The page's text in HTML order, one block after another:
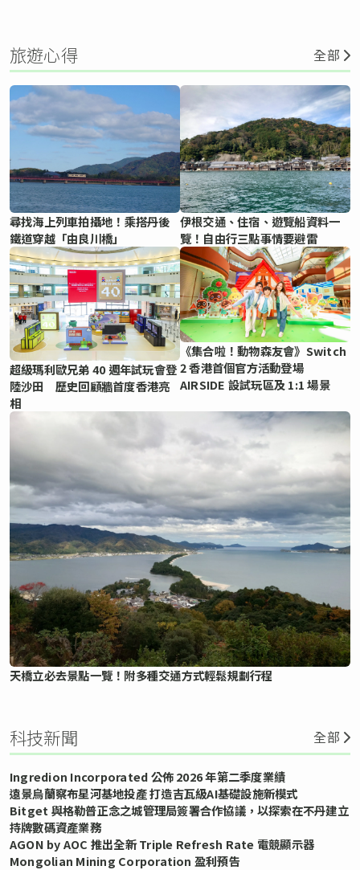
旅遊心得 全部
尋找海上列車拍攝地！乘搭丹後
鐵道穿越「由良川橋」
伊根交通、住宿、遊覽船資料一
覽！自由行三點事情要避雷
超級瑪利歐兄弟 40 週年試玩會登
陸沙田 歷史回顧牆首度香港亮
相
《集合啦！動物森友會》Switch
2 香港首個官方活動登場
AIRSIDE 設試玩區及 1:1 場景
天橋立必去景點一覽！附多種交通方式輕鬆規劃行程
科技新聞 全部
Ingredion Incorporated 公佈 2026 年第二季度業績
遠景烏蘭察布星河基地投產 打造吉瓦級AI基礎設施新模式
Bitget 與格勒普正念之城管理局簽署合作協議，以探索在不丹建立
持牌數碼資產業務
AGON by AOC 推出全新 Triple Refresh Rate 電競顯示器
Mongolian Mining Corporation 盈利預告